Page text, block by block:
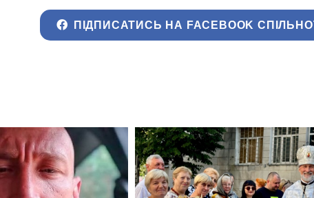
ПІДПИСАТИСЬ НА FACEBOOK